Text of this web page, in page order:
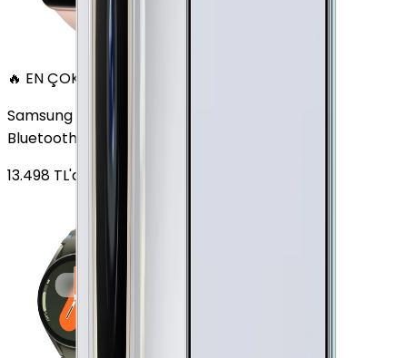
🔥 EN ÇOK SATAN
Samsung Galaxy Watch 7 Alüminyum 40 mm
Bluetooth Wi-Fi Yeşil
13.498 TL'den